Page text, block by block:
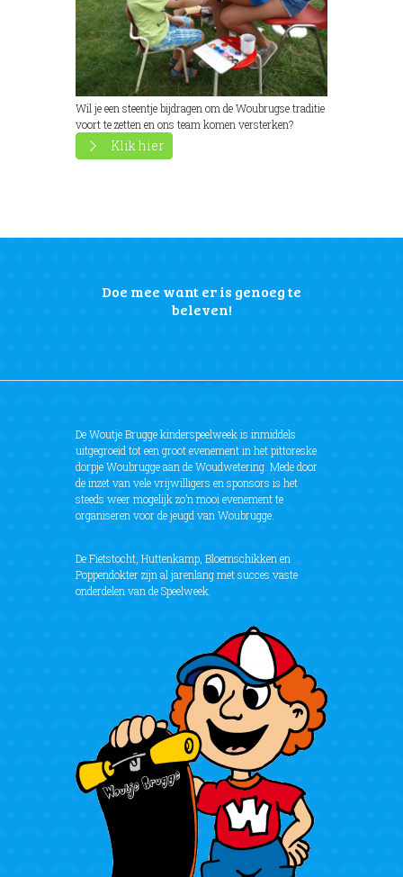
Wil je een steentje bijdragen om de Woubrugse traditie
voort te zetten en ons team komen versterken?
Klik hier
Doe mee want er is genoeg te
beleven!
De Woutje Brugge kinderspeelweek is inmiddels
uitgegroeid tot een groot evenement in het pittoreske
dorpje Woubrugge aan de Woudwetering. Mede door
de inzet van vele vrijwilligers en sponsors is het
steeds weer mogelijk zo’n mooi evenement te
organiseren voor de jeugd van Woubrugge.
De Fietstocht, Huttenkamp, Bloemschikken en
Poppendokter zijn al jarenlang met succes vaste
onderdelen van de Speelweek.